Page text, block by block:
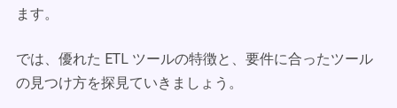
ます。
では、優れた ETL ツールの特徴と、要件に合ったツール
の見つけ方を探見ていきましょう。